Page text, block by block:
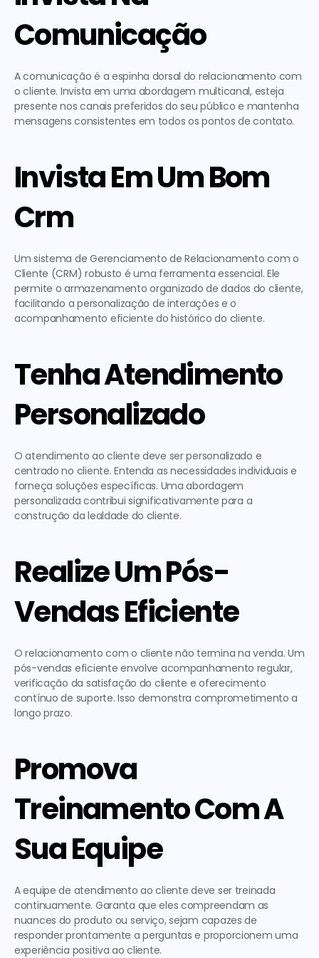
Comunicação
A comunicação é a espinha dorsal do relacionamento com
o cliente. Invista em uma abordagem multicanal, esteja
presente nos canais preferidos do seu público e mantenha
mensagens consistentes em todos os pontos de contato.
Invista Em Um Bom
Crm
Um sistema de Gerenciamento de Relacionamento com o
Cliente (CRM) robusto é uma ferramenta essencial. Ele
permite o armazenamento organizado de dados do cliente,
facilitando a personalização de interações e o
acompanhamento eficiente do histórico do cliente.
Tenha Atendimento
Personalizado
O atendimento ao cliente deve ser personalizado e
centrado no cliente. Entenda as necessidades individuais e
forneça soluções específicas. Uma abordagem
personalizada contribui significativamente para a
construção da lealdade do cliente.
Realize Um Pós-
Vendas Eficiente
O relacionamento com o cliente não termina na venda. Um
pós-vendas eficiente envolve acompanhamento regular,
verificação da satisfação do cliente e oferecimento
contínuo de suporte. Isso demonstra comprometimento a
longo prazo.
Promova
Treinamento Com A
Sua Equipe
A equipe de atendimento ao cliente deve ser treinada
continuamente. Garanta que eles compreendam as
nuances do produto ou serviço, sejam capazes de
responder prontamente a perguntas e proporcionem uma
experiência positiva ao cliente.